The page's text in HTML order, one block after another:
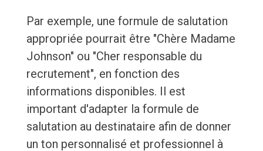
Par exemple, une formule de salutation
appropriée pourrait être "Chère Madame
Johnson" ou "Cher responsable du
recrutement", en fonction des
informations disponibles. Il est
important d'adapter la formule de
salutation au destinataire afin de donner
un ton personnalisé et professionnel à